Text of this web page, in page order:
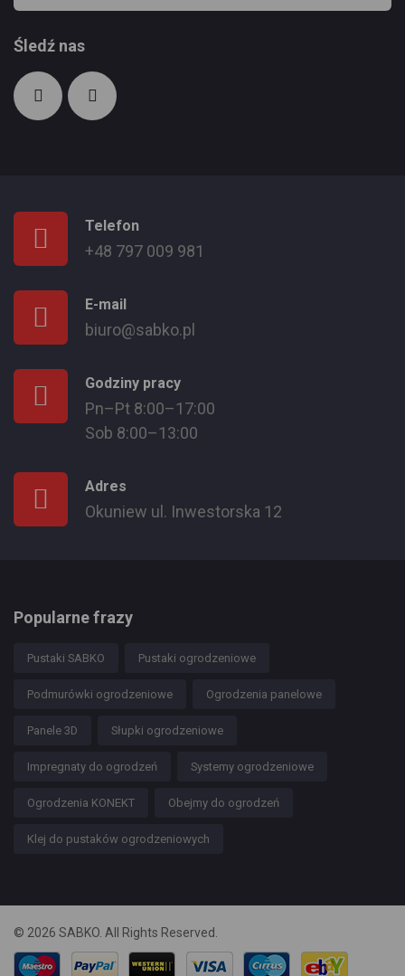
Śledź nas
Telefon
+48 797 009 981
E-mail
biuro@sabko.pl
Godziny pracy
Pn–Pt 8:00–17:00
Sob 8:00–13:00
Adres
Okuniew ul. Inwestorska 12
Popularne frazy
Pustaki SABKO Pustaki ogrodzeniowe
Podmurówki ogrodzeniowe Ogrodzenia panelowe
Panele 3D Słupki ogrodzeniowe
Impregnaty do ogrodzeń Systemy ogrodzeniowe
Ogrodzenia KONEKT Obejmy do ogrodzeń
Klej do pustaków ogrodzeniowych
© 2026 SABKO. All Rights Reserved.